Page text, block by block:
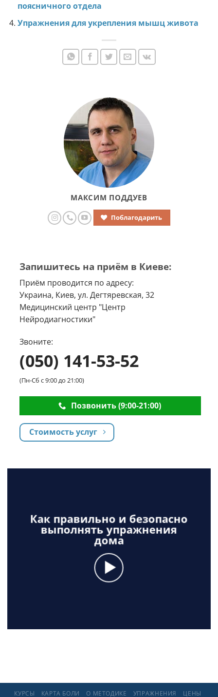
поясничного отдела
Упражнения для укрепления мышц живота
МАКСИМ ПОДДУЕВ
Поблагодарить
Запишитесь на приём в Киеве:
Приём проводится по адресу:
Украина, Киев, ул. Дегтяревская, 32
Медицинский центр "Центр
Нейродиагностики"
Звоните:
(050) 141-53-52
(Пн-Сб с 9:00 до 21:00)
Позвонить (9:00-21:00)
Стоимость услуг
Как правильно и безопасно
выполнять упражнения
дома
КУРСЫ КАРТА БОЛИ О МЕТОДИКЕ УПРАЖНЕНИЯ
ЦЕНЫ